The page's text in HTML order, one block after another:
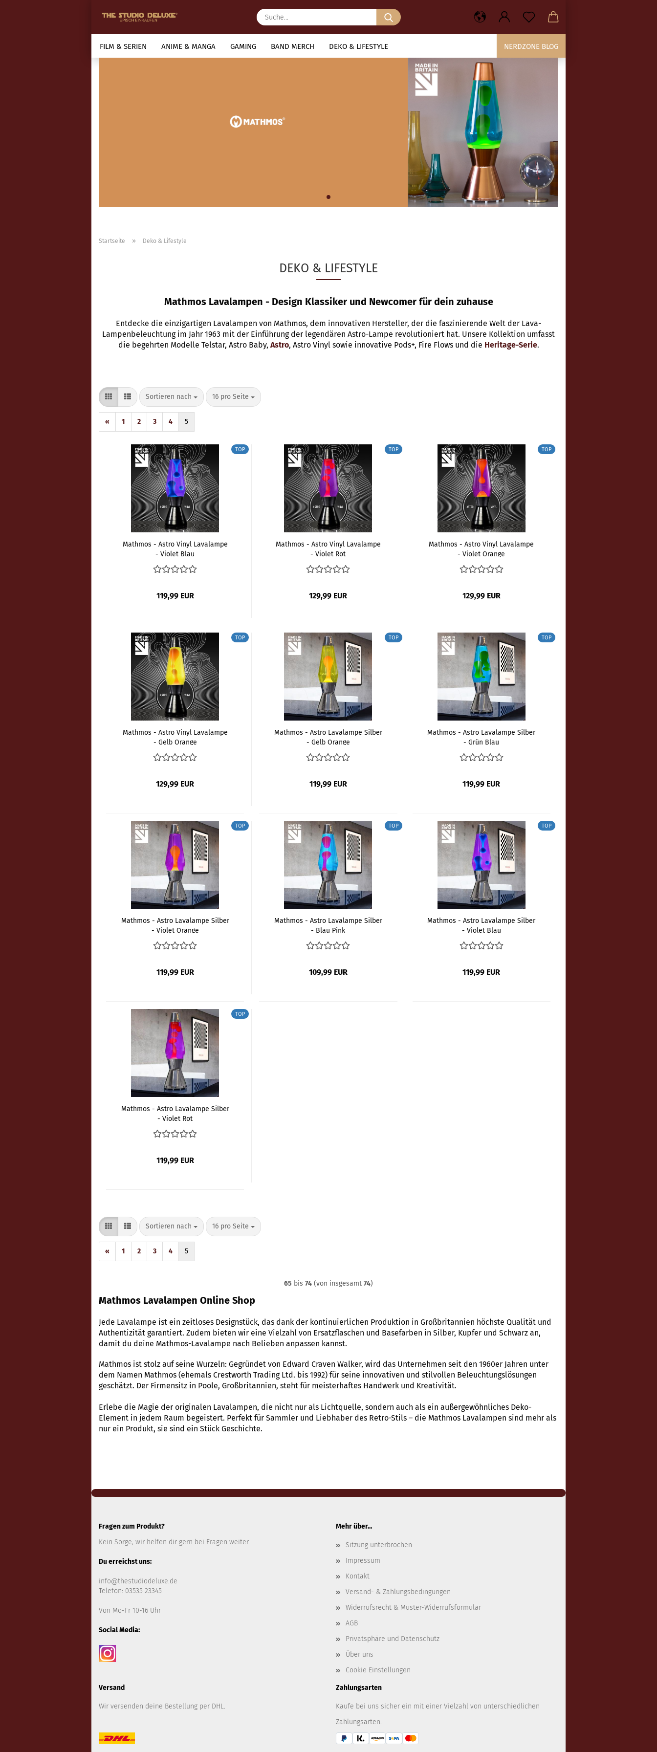
Suche...
FILM & SERIEN ANIME & MANGA GAMING BAND MERCH DEKO & LIFESTYLE NERDZONE BLOG
Startseite » Deko & Lifestyle
DEKO & LIFESTYLE
Mathmos Lavalampen - Design Klassiker und Newcomer für dein zuhause
Entdecke die einzigartigen Lavalampen von Mathmos, dem innovativen Hersteller, der die faszinierende Welt der Lava-
Lampenbeleuchtung im Jahr 1963 mit der Einführung der legendären Astro-Lampe revolutioniert hat. Unsere Kollektion umfasst
die begehrten Modelle Telstar, Astro Baby, Astro, Astro Vinyl sowie innovative Pods+, Fire Flows und die Heritage-Serie.
Sortieren nach
Sortieren nach 16 pro Seite
pro Seite
« 1 2 3 4 5
TOP
Mathmos - Astro Vinyl Lavalampe
- Violet Blau
119,99 EUR
TOP
Mathmos - Astro Vinyl Lavalampe
- Violet Rot
129,99 EUR
TOP
Mathmos - Astro Vinyl Lavalampe
- Violet Orange
129,99 EUR
TOP
Mathmos - Astro Vinyl Lavalampe
- Gelb Orange
129,99 EUR
TOP
Mathmos - Astro Lavalampe Silber
- Gelb Orange
119,99 EUR
TOP
Mathmos - Astro Lavalampe Silber
- Grün Blau
119,99 EUR
TOP
Mathmos - Astro Lavalampe Silber
- Violet Orange
119,99 EUR
TOP
Mathmos - Astro Lavalampe Silber
- Blau Pink
109,99 EUR
TOP
Mathmos - Astro Lavalampe Silber
- Violet Blau
119,99 EUR
TOP
Mathmos - Astro Lavalampe Silber
- Violet Rot
119,99 EUR
Sortieren nach
Sortieren nach 16 pro Seite
pro Seite
« 1 2 3 4 5
65 bis 74 (von insgesamt 74)
Mathmos Lavalampen Online Shop
Jede Lavalampe ist ein zeitloses Designstück, das dank der kontinuierlichen Produktion in Großbritannien höchste Qualität und
Authentizität garantiert. Zudem bieten wir eine Vielzahl von Ersatzflaschen und Basefarben in Silber, Kupfer und Schwarz an,
damit du deine Mathmos-Lavalampe nach Belieben anpassen kannst.
Mathmos ist stolz auf seine Wurzeln: Gegründet von Edward Craven Walker, wird das Unternehmen seit den 1960er Jahren unter
dem Namen Mathmos (ehemals Crestworth Trading Ltd. bis 1992) für seine innovativen und stilvollen Beleuchtungslösungen
geschätzt. Der Firmensitz in Poole, Großbritannien, steht für meisterhaftes Handwerk und Kreativität.
Erlebe die Magie der originalen Lavalampen, die nicht nur als Lichtquelle, sondern auch als ein außergewöhnliches Deko-
Element in jedem Raum begeistert. Perfekt für Sammler und Liebhaber des Retro-Stils – die Mathmos Lavalampen sind mehr als
nur ein Produkt, sie sind ein Stück Geschichte.
Fragen zum Produkt?
Kein Sorge, wir helfen dir gern bei Fragen weiter.
Du erreichst uns:
info@thestudiodeluxe.de
Telefon: 03535 23345
Von Mo-Fr 10-16 Uhr
Social Media:
Mehr über...
Sitzung unterbrochen
Impressum
Kontakt
Versand- & Zahlungsbedingungen
Widerrufsrecht & Muster-Widerrufsformular
AGB
Privatsphäre und Datenschutz
Über uns
Cookie Einstellungen
Versand
Wir versenden deine Bestellung per DHL.
Zahlungsarten
Kaufe bei uns sicher ein mit einer Vielzahl von unterschiedlichen
Zahlungsarten.